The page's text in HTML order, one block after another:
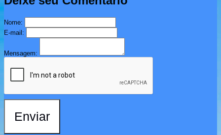
Nome:
E-mail:
Mensagem:
Enviar